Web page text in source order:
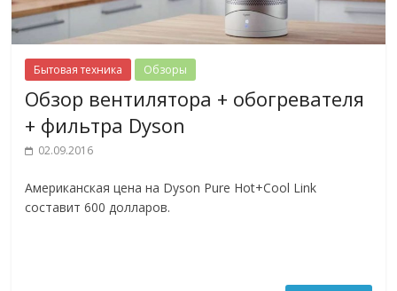
Бытовая техника Обзоры
Обзор вентилятора + обогревателя
+ фильтра Dyson
02.09.2016
Американская цена на Dyson Pure Hot+Cool Link
составит 600 долларов.